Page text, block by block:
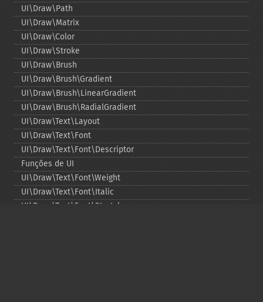
UI\Draw\Path
UI\Draw\Matrix
UI\Draw\Color
UI\Draw\Stroke
UI\Draw\Brush
UI\Draw\Brush\Gradient
UI\Draw\Brush\LinearGradient
UI\Draw\Brush\RadialGradient
UI\Draw\Text\Layout
UI\Draw\Text\Font
UI\Draw\Text\Font\Descriptor
Funções de UI
UI\Draw\Text\Font\Weight
UI\Draw\Text\Font\Italic
UI\Draw\Text\Font\Stretch